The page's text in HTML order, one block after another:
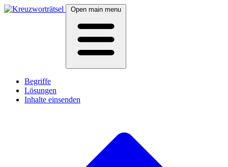
Open main menu
Begriffe
Lösungen
Inhalte einsenden